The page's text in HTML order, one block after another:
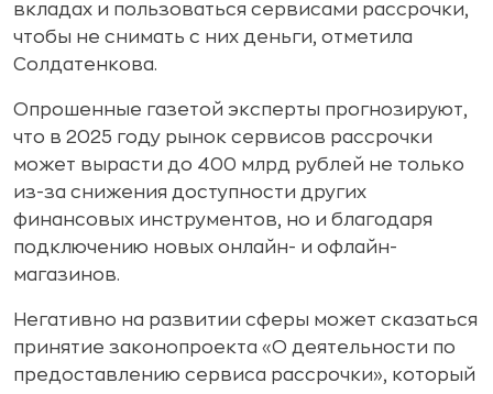
вкладах и пользоваться сервисами рассрочки,
чтобы не снимать с них деньги, отметила
Солдатенкова.
Опрошенные газетой эксперты прогнозируют,
что в 2025 году рынок сервисов рассрочки
может вырасти до 400 млрд рублей не только
из-за снижения доступности других
финансовых инструментов, но и благодаря
подключению новых онлайн- и офлайн-
магазинов.
Негативно на развитии сферы может сказаться
принятие законопроекта «О деятельности по
предоставлению сервиса рассрочки», который